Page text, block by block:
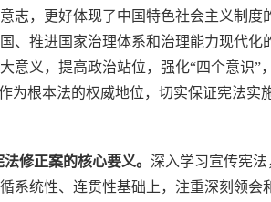
志，更好体现了中国特色社会主义制度
、推进国家治理体系和治理能力现代化
意义，提高政治站位，强化“四个意识”
为根本法的权威地位，切实保证宪法实
修正案的核心要义。深入学习宣传宪
系统性、连贯性基础上，注重深刻领会